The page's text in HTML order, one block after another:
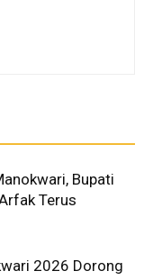
Bupati
Terus
2026 Dorong